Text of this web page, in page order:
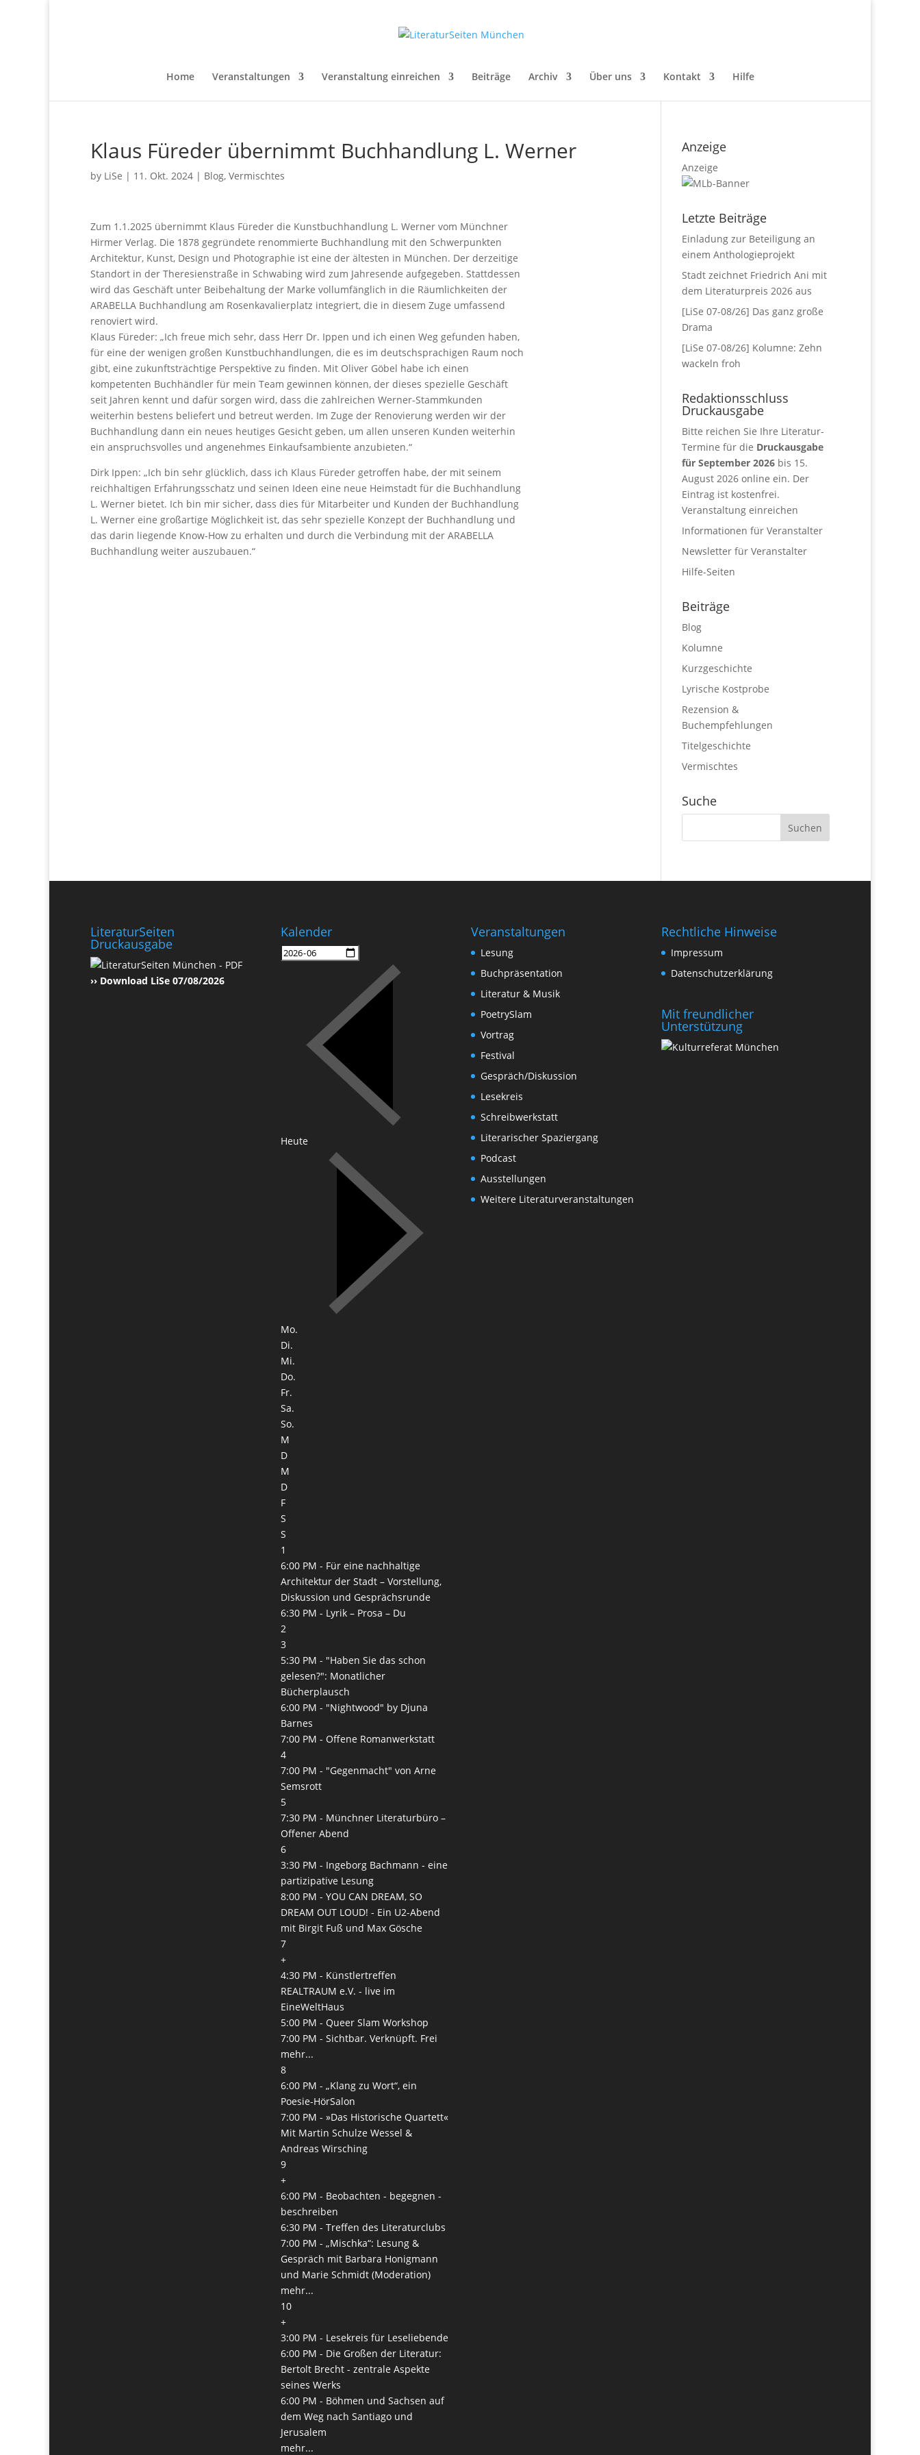
Home Veranstaltungen Veranstaltung einreichen Beiträge Archiv Über uns Kontakt Hilfe
Klaus Füreder übernimmt Buchhandlung L. Werner
by LiSe | 11. Okt. 2024 | Blog, Vermischtes
Zum 1.1.2025 übernimmt Klaus Füreder die Kunstbuchhandlung L. Werner vom Münchner
Hirmer Verlag. Die 1878 gegründete renommierte Buchhandlung mit den Schwerpunkten
Architektur, Kunst, Design und Photographie ist eine der ältesten in München. Der derzeitige
Standort in der Theresienstraße in Schwabing wird zum Jahresende aufgegeben. Stattdessen
wird das Geschäft unter Beibehaltung der Marke vollumfänglich in die Räumlichkeiten der
ARABELLA Buchhandlung am Rosenkavalierplatz integriert, die in diesem Zuge umfassend
renoviert wird.
Klaus Füreder: „Ich freue mich sehr, dass Herr Dr. Ippen und ich einen Weg gefunden haben,
für eine der wenigen großen Kunstbuchhandlungen, die es im deutschsprachigen Raum noch
gibt, eine zukunftsträchtige Perspektive zu finden. Mit Oliver Göbel habe ich einen
kompetenten Buchhändler für mein Team gewinnen können, der dieses spezielle Geschäft
seit Jahren kennt und dafür sorgen wird, dass die zahlreichen Werner-Stammkunden
weiterhin bestens beliefert und betreut werden. Im Zuge der Renovierung werden wir der
Buchhandlung dann ein neues heutiges Gesicht geben, um allen unseren Kunden weiterhin
ein anspruchsvolles und angenehmes Einkaufsambiente anzubieten.“
Dirk Ippen: „Ich bin sehr glücklich, dass ich Klaus Füreder getroffen habe, der mit seinem
reichhaltigen Erfahrungsschatz und seinen Ideen eine neue Heimstadt für die Buchhandlung
L. Werner bietet. Ich bin mir sicher, dass dies für Mitarbeiter und Kunden der Buchhandlung
L. Werner eine großartige Möglichkeit ist, das sehr spezielle Konzept der Buchhandlung und
das darin liegende Know-How zu erhalten und durch die Verbindung mit der ARABELLA
Buchhandlung weiter auszubauen.“
Anzeige
Anzeige
Letzte Beiträge
Einladung zur Beteiligung an
einem Anthologieprojekt
Stadt zeichnet Friedrich Ani mit
dem Literaturpreis 2026 aus
[LiSe 07-08/26] Das ganz große
Drama
[LiSe 07-08/26] Kolumne: Zehn
wackeln froh
Redaktionsschluss
Druckausgabe
Bitte reichen Sie Ihre Literatur-
Termine für die Druckausgabe
für September 2026 bis 15.
August 2026 online ein. Der
Eintrag ist kostenfrei.
Veranstaltung einreichen
Informationen für Veranstalter
Newsletter für Veranstalter
Hilfe-Seiten
Beiträge
Blog
Kolumne
Kurzgeschichte
Lyrische Kostprobe
Rezension &
Buchempfehlungen
Titelgeschichte
Vermischtes
Suche
LiteraturSeiten
Druckausgabe
›› Download LiSe 07/08/2026
Kalender
Heute
Mo.
Di.
Mi.
Do.
Fr.
Sa.
So.
M
D
M
D
F
S
S
1
6:00 PM - Für eine nachhaltige
Architektur der Stadt – Vorstellung,
Diskussion und Gesprächsrunde
6:30 PM - Lyrik – Prosa – Du
2
3
5:30 PM - "Haben Sie das schon
gelesen?": Monatlicher
Bücherplausch
6:00 PM - "Nightwood" by Djuna
Barnes
7:00 PM -Offene Romanwerkstatt
4
7:00 PM - "Gegenmacht" von Arne
Semsrott
5
7:30 PM - Münchner Literaturbüro –
Offener Abend
6
3:30 PM - Ingeborg Bachmann - eine
partizipative Lesung
8:00 PM -YOU CAN DREAM, SO
DREAM OUT LOUD! - Ein U2-Abend
mit Birgit Fuß und Max Gösche
7
+
4:30 PM - Künstlertreffen
REALTRAUM e.V. - live im
EineWeltHaus
5:00 PM -Queer Slam Workshop
7:00 PM -Sichtbar. Verknüpft. Frei
mehr...
8
6:00 PM -„Klang zu Wort“, ein
Poesie-HörSalon
7:00 PM -»Das Historische Quartett«
Mit Martin Schulze Wessel &
Andreas Wirsching
9
+
6:00 PM - Beobachten - begegnen -
beschreiben
6:30 PM -Treffen des Literaturclubs
7:00 PM -„Mischka“: Lesung &
Gespräch mit Barbara Honigmann
und Marie Schmidt (Moderation)
mehr...
10
+
3:00 PM - Lesekreis für Leseliebende
6:00 PM - Die Großen der Literatur:
Bertolt Brecht - zentrale Aspekte
seines Werks
6:00 PM - Böhmen und Sachsen auf
dem Weg nach San­tiago und
Jerusalem
mehr...
Veranstaltungen
Lesung
Buchpräsentation
Literatur & Musik
PoetrySlam
Vortrag
Festival
Gespräch/Diskussion
Lesekreis
Schreibwerkstatt
Literarischer Spaziergang
Podcast
Ausstellungen
Weitere Literaturveranstaltungen
Rechtliche Hinweise
Impressum
Datenschutzerklärung
Mit freundlicher
Unterstützung